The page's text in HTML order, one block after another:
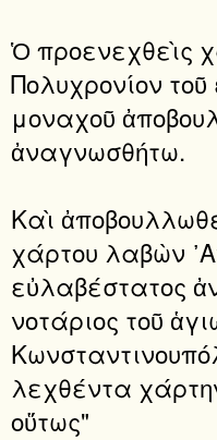
Ὁ προενεχθεὶς
Πολυχρονίον
μοναχοῦ
ἀναγνωσθήτω.
Καὶ
χάρτου λαβὼν
εὐλαβέστατος
νοτάριος τοῦ
λεχθέντα
οὕτως"